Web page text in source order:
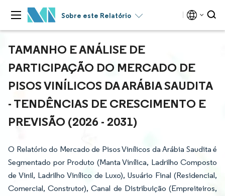
Sobre este Relatório
TAMANHO E ANÁLISE DE
PARTICIPAÇÃO DO MERCADO DE
PISOS VINÍLICOS DA ARÁBIA SAUDITA
- TENDÊNCIAS DE CRESCIMENTO E
PREVISÃO (2026 - 2031)
O Relatório do Mercado de Pisos Vinílicos da Arábia Saudita é
Segmentado por Produto (Manta Vinílica, Ladrilho Composto
de Vinil, Ladrilho Vinílico de Luxo), Usuário Final (Residencial,
Comercial, Construtor), Canal de Distribuição (Empreiteiros,